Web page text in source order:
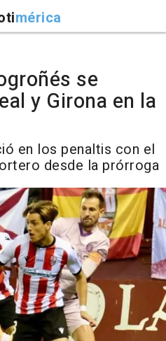
mérica
se
y Girona en la
en los penaltis con el
desde la prórroga